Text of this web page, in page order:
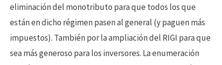
eliminación del monotributo para que todos los que
están en dicho régimen pasen al general (y paguen más
impuestos). También por la ampliación del RIGI para que
sea más generoso para los inversores. La enumeración